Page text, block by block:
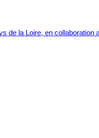
de la Loire, en